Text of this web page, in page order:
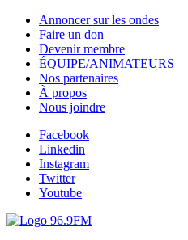
Annoncer sur les ondes
Faire un don
Devenir membre
ÉQUIPE/ANIMATEURS
Nos partenaires
À propos
Nous joindre
Facebook
Linkedin
Instagram
Twitter
Youtube